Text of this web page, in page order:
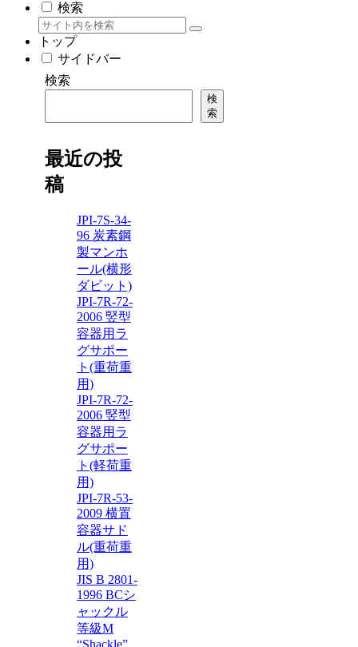
検索
トップ
サイドバー
検索
検
索
最近の投
稿
JPI-7S-34-
96 炭素鋼
製マンホ
ール(横形
ダビット)
JPI-7R-72-
2006 竪型
容器用ラ
グサポー
ト(重荷重
用)
JPI-7R-72-
2006 竪型
容器用ラ
グサポー
ト(軽荷重
用)
JPI-7R-53-
2009 横置
容器サド
ル(重荷重
用)
JIS B 2801-
1996 BCシ
ャックル
等級M
“Shackle”